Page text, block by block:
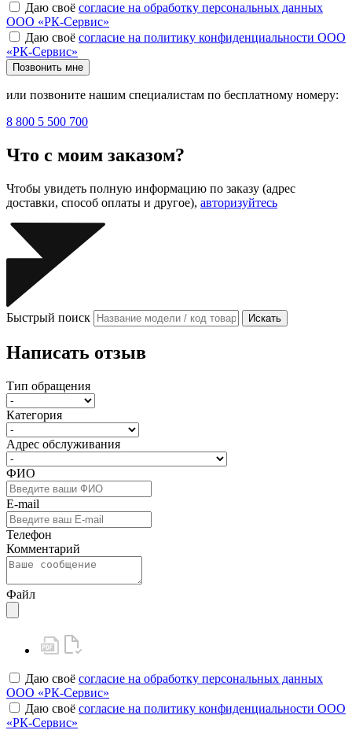
Даю своё согласие на обработку персональных данных
ООО «РК-Сервис»
Даю своё согласие на политику конфиденциальности ООО
«РК-Сервис»
Позвонить мне
или позвоните нашим специалистам по бесплатному номеру:
8 800 5 500 700
Что с моим заказом?
Чтобы увидеть полную информацию по заказу (адрес
доставки, способ оплаты и другое), авторизуйтесь
Быстрый поиск Искать
Написать отзыв
Тип обращения
Категория
Адрес обслуживания
ФИО
E-mail
Телефон
Комментарий
Файл
Даю своё согласие на обработку персональных данных
ООО «РК-Сервис»
Даю своё согласие на политику конфиденциальности ООО
«РК-Сервис»